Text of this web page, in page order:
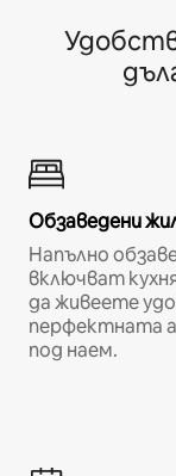
Обзаведени
Напълно
включват
да живеете
перфектната
под наем.